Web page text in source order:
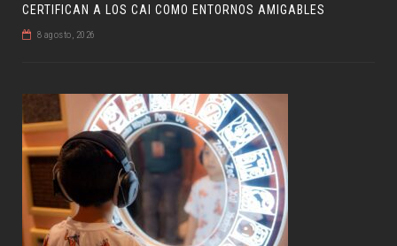
CERTIFICAN A LOS CAI COMO ENTORNOS AMIGABLES
8 agosto, 2026